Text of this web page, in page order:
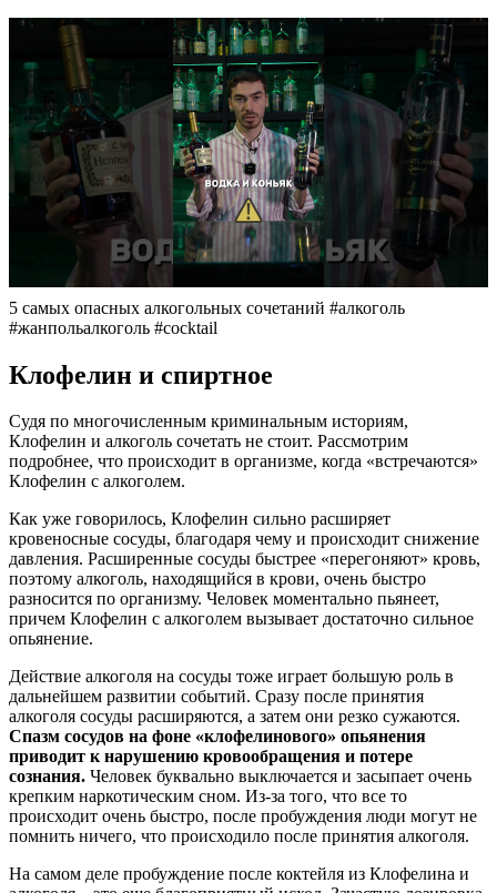
5 самых опасных алкогольных сочетаний #алкоголь
#жанпольалкоголь #cocktail
Клофелин и спиртное
Судя по многочисленным криминальным историям,
Клофелин и алкоголь сочетать не стоит. Рассмотрим
подробнее, что происходит в организме, когда «встречаются»
Клофелин с алкоголем.
Как уже говорилось, Клофелин сильно расширяет
кровеносные сосуды, благодаря чему и происходит снижение
давления. Расширенные сосуды быстрее «перегоняют» кровь,
поэтому алкоголь, находящийся в крови, очень быстро
разносится по организму. Человек моментально пьянеет,
причем Клофелин с алкоголем вызывает достаточно сильное
опьянение.
Действие алкоголя на сосуды тоже играет большую роль в
дальнейшем развитии событий. Сразу после принятия
алкоголя сосуды расширяются, а затем они резко сужаются.
Спазм сосудов на фоне «клофелинового» опьянения
приводит к нарушению кровообращения и потере
сознания. Человек буквально выключается и засыпает очень
крепким наркотическим сном. Из-за того, что все то
происходит очень быстро, после пробуждения люди могут не
помнить ничего, что происходило после принятия алкоголя.
На самом деле пробуждение после коктейля из Клофелина и